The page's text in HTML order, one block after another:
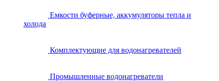
Емкости буферные, аккумуляторы тепла и
холода
Комплектующие для водонагревателей
Промышленные водонагреватели